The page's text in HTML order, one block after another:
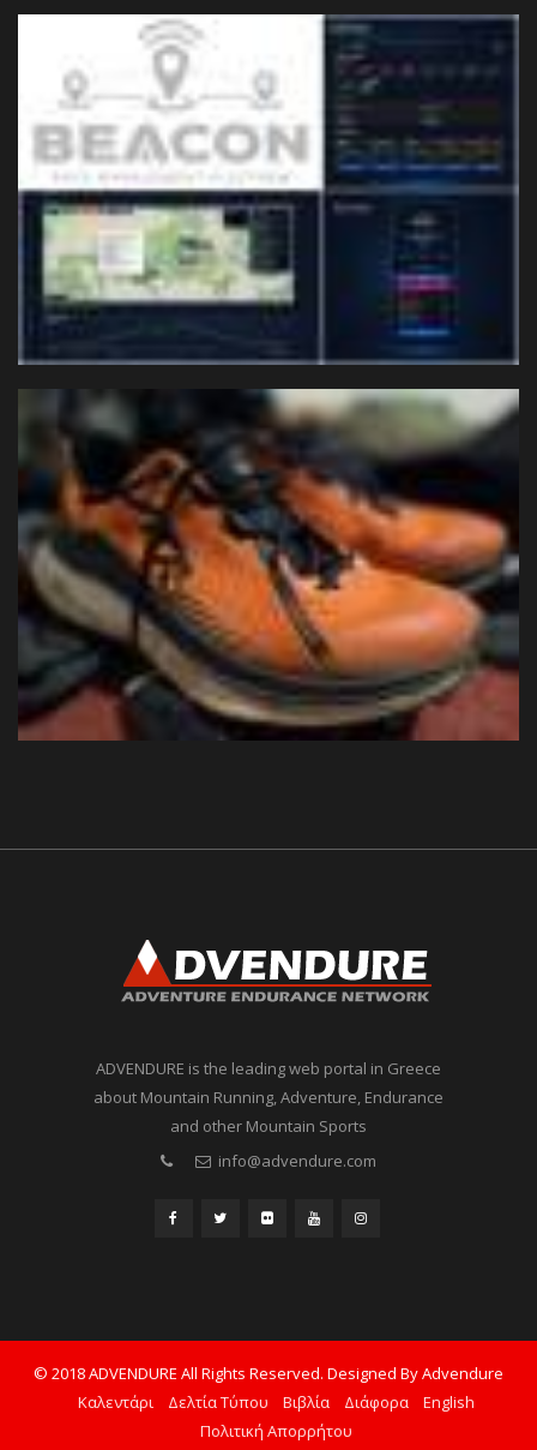
ADVENDURE is the leading web portal in Greece
about Mountain Running, Adventure, Endurance
and other Mountain Sports
info@advendure.com
© 2018 ADVENDURE All Rights Reserved. Designed By Advendure
Καλεντάρι
Δελτία Τύπου Βιβλία Διάφορα
English
Πολιτική Απορρήτου